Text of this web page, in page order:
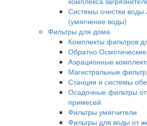
Системы очистки воды
(умягчение воды)
Фильтры для дома
Комплекты фильтров
Обратно
Аэрационные
Магистральные
Станции и системы
Осадочные фильтры
примесей
Фильтры умягчители
Фильтры для воды от